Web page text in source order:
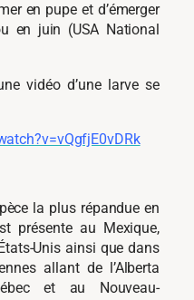
en pupe et d’émerger
juin (USA National
vidéo d’une larve se
la plus répandue en
présente au Mexique,
Unis ainsi que dans
allant de l’Alberta
et au Nouveau-